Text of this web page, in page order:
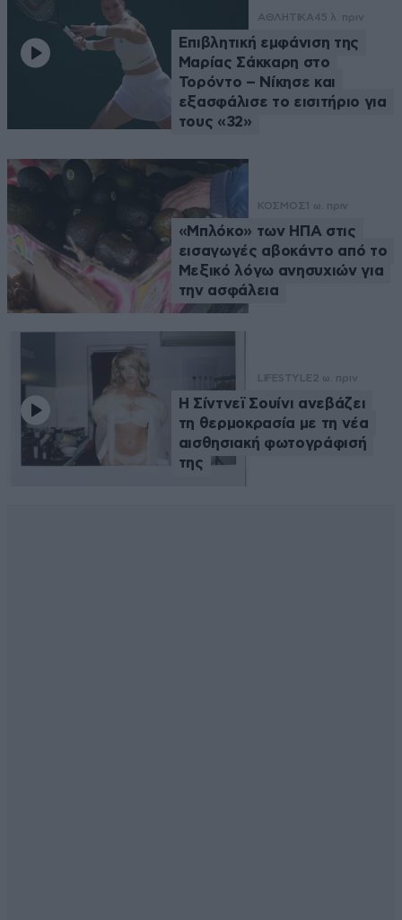
ΑΘΛΗΤΙΚΑ45 λ. πριν
Επιβλητική εμφάνιση της
Μαρίας Σάκκαρη στο
Τορόντο – Νίκησε και
εξασφάλισε το εισιτήριο για
τους «32»
ΚΟΣΜΟΣ 1 ω. πριν
«Μπλόκο» των ΗΠΑ στις
εισαγωγές αβοκάντο από το
Μεξικό λόγω ανησυχιών για
την ασφάλεια
LIFESTYLE2 ω. πριν
Η Σίντνεϊ Σουίνι ανεβάζει
τη θερμοκρασία με τη νέα
αισθησιακή φωτογράφισή
της